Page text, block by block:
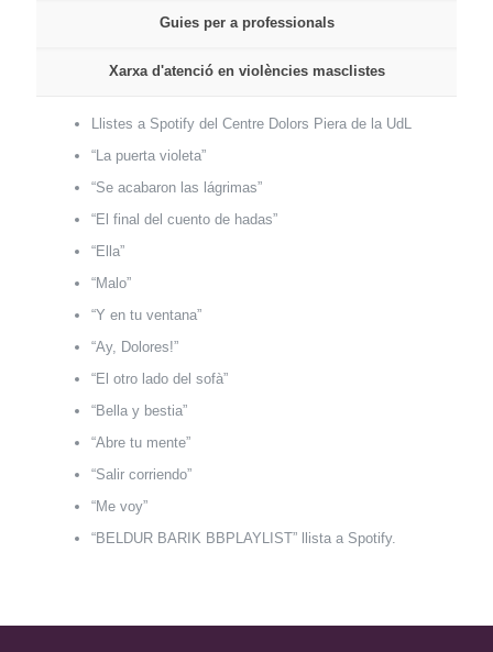
Guies per a professionals
Xarxa d'atenció en violències masclistes
Llistes a Spotify del Centre Dolors Piera de la UdL
“La puerta violeta”
“Se acabaron las lágrimas”
“El final del cuento de hadas”
“Ella”
“Malo”
“Y en tu ventana”
“Ay, Dolores!”
“El otro lado del sofà”
“Bella y bestia”
“Abre tu mente”
“Salir corriendo”
“Me voy”
“BELDUR BARIK BBPLAYLIST” llista a Spotify.